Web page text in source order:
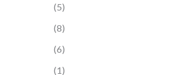
(5)
(8)
(6)
(1)